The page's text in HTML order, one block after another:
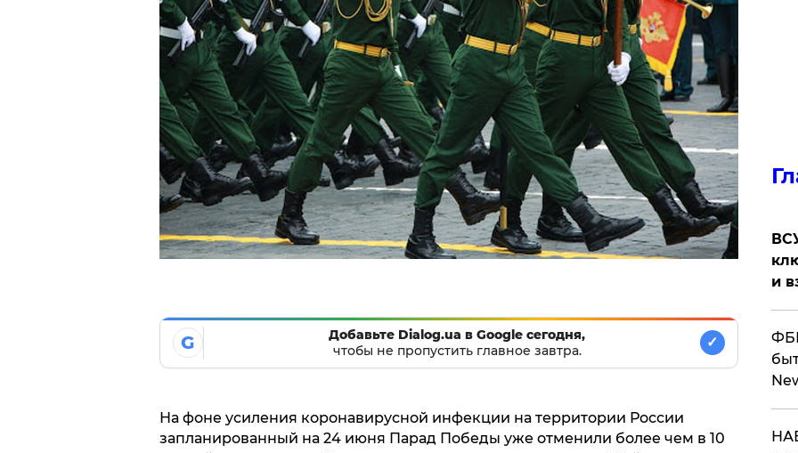
G
Добавьте Dialog.ua в Google сегодня,
чтобы не пропустить главное завтра.
✓
На фоне усиления коронавирусной инфекции на территории России
запланированный на 24 июня Парад Победы уже отменили более чем в 10
и